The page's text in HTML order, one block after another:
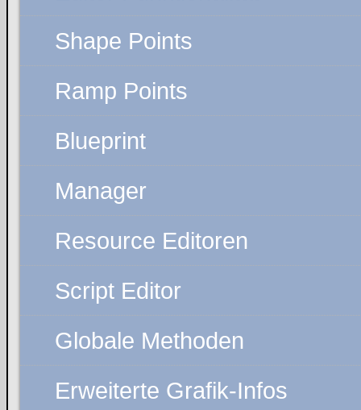
Shape Points
Ramp Points
Blueprint
Manager
Resource Editoren
Script Editor
Globale Methoden
Erweiterte Grafik-Infos